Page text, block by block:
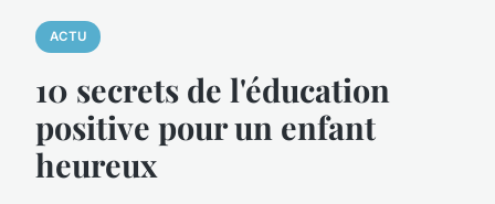
ACTU
10 secrets de l'éducation
positive pour un enfant
heureux